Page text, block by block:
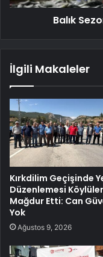
Balık
İlgili Makaleler
Kırkdilim Geçişinde
Düzenlemesi
Mağdur Etti: Can
Yok
Ağustos 9, 2026